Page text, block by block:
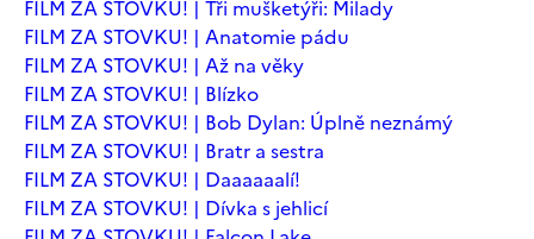
FILM ZA STOVKU! | Tři mušketýři: Milady
FILM ZA STOVKU! | Anatomie pádu
FILM ZA STOVKU! | Až na věky
FILM ZA STOVKU! | Blízko
FILM ZA STOVKU! | Bob Dylan: Úplně neznámý
FILM ZA STOVKU! | Bratr a sestra
FILM ZA STOVKU! | Daaaaaalí!
FILM ZA STOVKU! | Dívka s jehlicí